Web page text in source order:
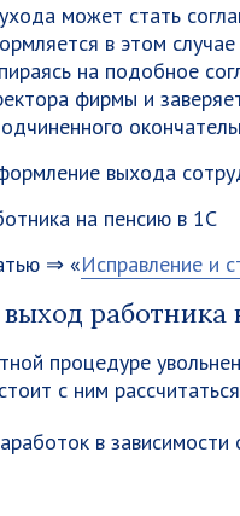
может стать
в этом
на подобное
фирмы и
выхода
⇒ «Исправление и
процедуре
с ним
в